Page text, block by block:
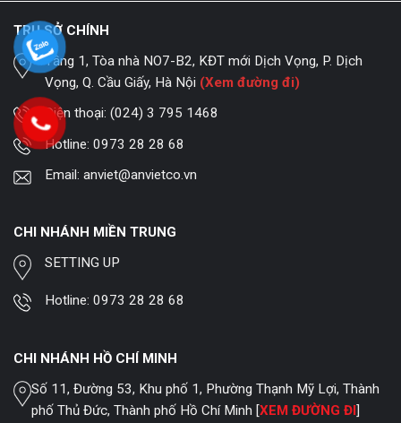
TRỤ SỞ CHÍNH
Tầng 1, Tòa nhà NO7-B2, KĐT mới Dịch Vọng, P. Dịch
Vọng, Q. Cầu Giấy, Hà Nội (Xem đường đi)
Điện thoại:(024) 3 795 1468
Hotline:0973 28 28 68
Email:anviet@anvietco.vn
CHI NHÁNH MIỀN TRUNG
SETTING UP
Hotline:0973 28 28 68
CHI NHÁNH HỒ CHÍ MINH
Số 11, Đường 53, Khu phố 1, Phường Thạnh Mỹ Lợi, Thành
phố Thủ Đức, Thành phố Hồ Chí Minh [XEM ĐƯỜNG ĐI]